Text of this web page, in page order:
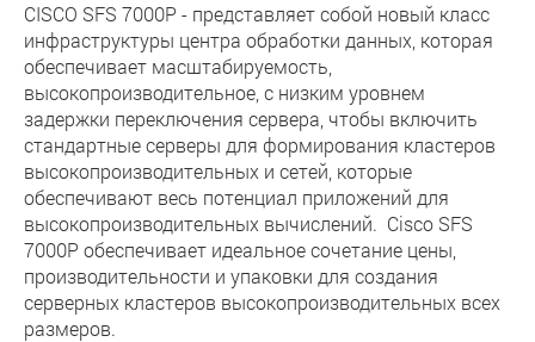
CISCO SFS 7000P - представляет собой новый класс
инфраструктуры центра обработки данных, которая
обеспечивает масштабируемость,
высокопроизводительное, с низким уровнем
задержки переключения сервера, чтобы включить
стандартные серверы для формирования кластеров
высокопроизводительных и сетей, которые
обеспечивают весь потенциал приложений для
высокопроизводительных вычислений. Cisco SFS
7000P обеспечивает идеальное сочетание цены,
производительности и упаковки для создания
серверных кластеров высокопроизводительных всех
размеров.